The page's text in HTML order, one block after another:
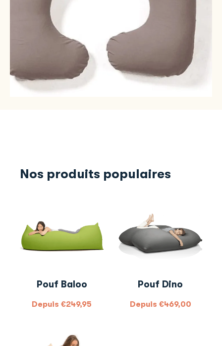
Nos produits populaires
Pouf Baloo
Depuis €249,95
Pouf Dino
Depuis €469,00